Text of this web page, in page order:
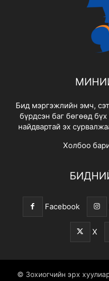
Бид мэргэжлийн эмч,
бүрдсэн баг бөгөөд
найдвартай эх
Холбоо
Facebook
X
© Зохиогчийн эрх